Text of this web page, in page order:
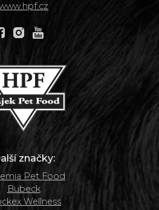
značky:
Pet Food
Bubeck
Wellness